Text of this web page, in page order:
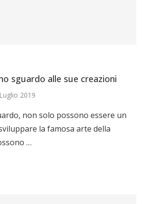
sguardo alle sue creazioni
2019
non solo possono essere un
la famosa arte della
…